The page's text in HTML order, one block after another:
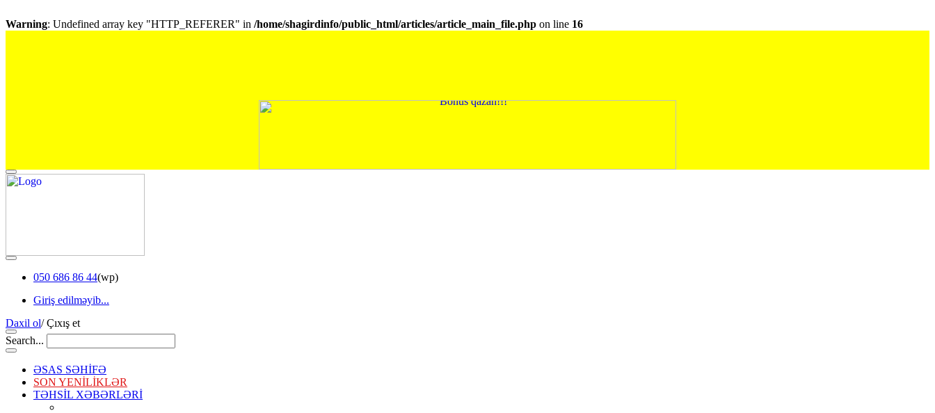
Warning: Undefined array key "HTTP_REFERER" in /home/shagirdinfo/public_html/articles/article_main_file.php on line 16
050 686 86 44(wp)
Giriş edilməyib...
Daxil ol/Çıxış et
Search...
ƏSAS SƏHİFƏ
SON YENİLİKLƏR
TƏHSİL XƏBƏRLƏRİ